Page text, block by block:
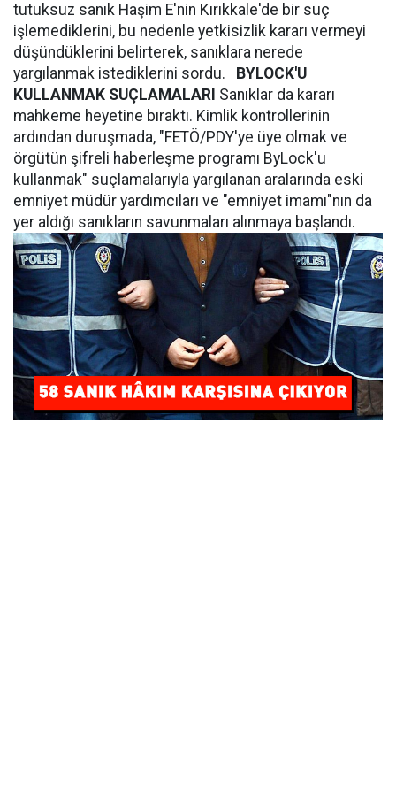
tutuksuz sanık Haşim E'nin Kırıkkale'de bir suç
işlemediklerini, bu nedenle yetkisizlik kararı vermeyi
düşündüklerini belirterek, sanıklara nerede
yargılanmak istediklerini sordu.
BYLOCK'U
KULLANMAK SUÇLAMALARI Sanıklar da kararı
mahkeme heyetine bıraktı. Kimlik kontrollerinin
ardından duruşmada, "FETÖ/PDY'ye üye olmak ve
örgütün şifreli haberleşme programı ByLock'u
kullanmak" suçlamalarıyla yargılanan aralarında eski
emniyet müdür yardımcıları ve "emniyet imamı"nın da
yer aldığı sanıkların savunmaları alınmaya başlandı.